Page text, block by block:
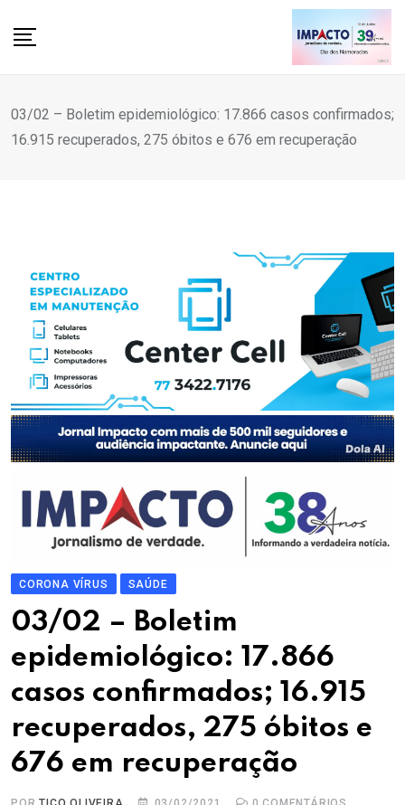
03/02 – Boletim epidemiológico: 17.866 casos confirmados;
16.915 recuperados, 275 óbitos e 676 em recuperação
CORONA VÍRUS SAÚDE
03/02 – Boletim
epidemiológico: 17.866
casos confirmados; 16.915
recuperados, 275 óbitos e
676 em recuperação